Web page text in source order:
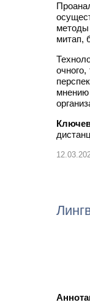
методы
митап,